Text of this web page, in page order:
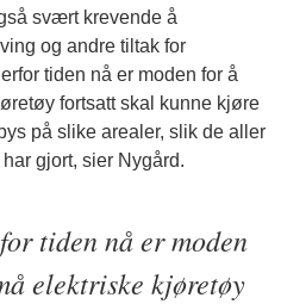
svært krevende å
og andre tiltak for
tiden nå er moden for å
fortsatt skal kunne kjøre
på slike arealer, slik de aller
gjort, sier Nygård.
tiden nå er moden
elektriske kjøretøy